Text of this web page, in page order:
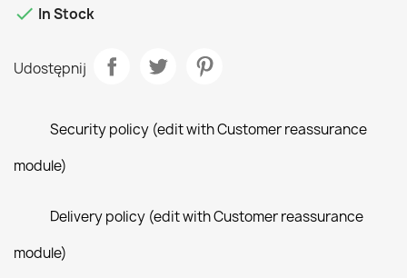
 In Stock
Udostępnij
Security policy (edit with Customer reassurance
module)
Delivery policy (edit with Customer reassurance
module)